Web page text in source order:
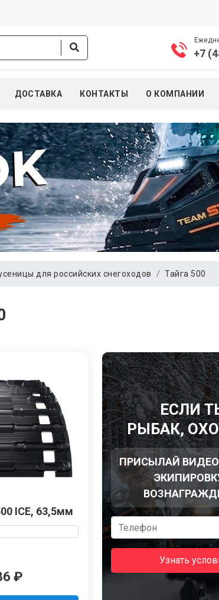
+7
ДОСТАВКА КОНТАКТЫ О КОМПАНИИ
для российских снегоходов Тайга 500
ICE, 63,5мм
₽
ЕСЛИ
РЫБАК,
ПРИСЫЛАЙ
Узнать